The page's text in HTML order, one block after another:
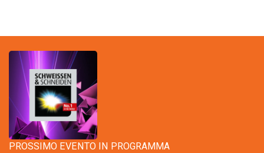
PROSSIMO EVENTO IN PROGRAMMA